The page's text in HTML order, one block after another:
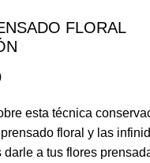
FLORAL
esta técnica
floral y las
a tus flores